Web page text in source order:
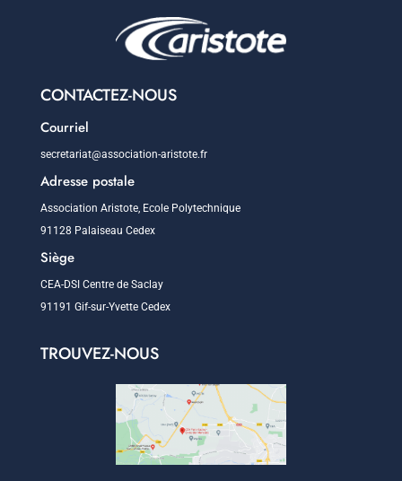
CONTACTEZ-NOUS
Courriel
secretariat@association-aristote.fr
Adresse postale
Association Aristote, Ecole Polytechnique
91128 Palaiseau Cedex
Siège
CEA-DSI Centre de Saclay
91191 Gif-sur-Yvette Cedex
TROUVEZ-NOUS